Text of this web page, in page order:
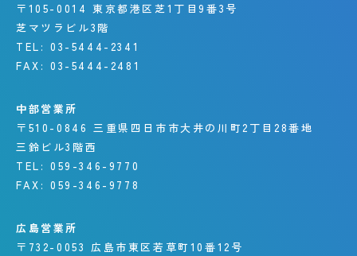
〒105-0014 東京都港区芝1丁目9番3号
芝マツラビル3階
TEL: 03-5444-2341
FAX: 03-5444-2481
中部営業所
〒510-0846 三重県四日市市大井の川町2丁目28番地
三鈴ビル3階西
TEL: 059-346-9770
FAX: 059-346-9778
広島営業所
〒732-0053 広島市東区若草町10番12号